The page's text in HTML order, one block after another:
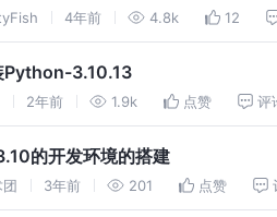
4年前 4.8k 12
Python-3.10.13
2年前 1.9k 点赞 评
的开发环境的搭建
3年前 201 点赞